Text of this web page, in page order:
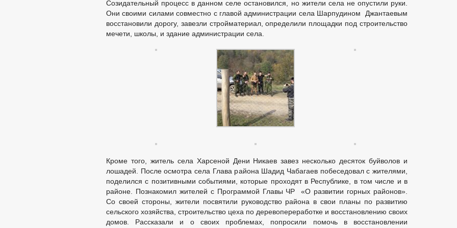
ПРИЕМ ГРАЖДАН
ОБРАЩЕНИЕ К ГЛАВЕ ИНТЕРНЕТ ПРИЕМНАЯ
ГРАФИК ПРИЕМА ГРАЖДАН
ОБЗОРЫ ОБРАЩЕНИЙ ГРАЖДАН
ОТЧЕТ ПО ОБРАЩЕНИЯМ ГРАЖДАН
ПОРЯДОК РАССМОТРЕНИЯ ОБРАЩЕНИЙ
ИНСТРУКЦИЯ РАССМОТРЕНИЯ ГРАЖДАН
Созидательный процесс в данном селе остановился, но жители села не опустили руки.
Они своими силами совместно с главой администрации села Шарпудином Джантаевым
восстановили дорогу, завезли стройматериал, определили площадки под строительство
мечети, школы, и здание администрации села.
Кроме того, житель села Харсеной Дени Никаев завез несколько десяток буйволов и
лошадей. После осмотра села Глава района Шадид Чабагаев побеседовал с жителями,
поделился с позитивными событиями, которые проходят в Республике, в том числе и в
районе. Познакомил жителей с Программой Главы ЧР «О развитии горных районов».
Со своей стороны, жители посвятили руководство района в свои планы по развитию
сельского хозяйства, строительство цеха по деревопереработке и восстановлению своих
домов. Рассказали и о своих проблемах, попросили помочь в восстановлении